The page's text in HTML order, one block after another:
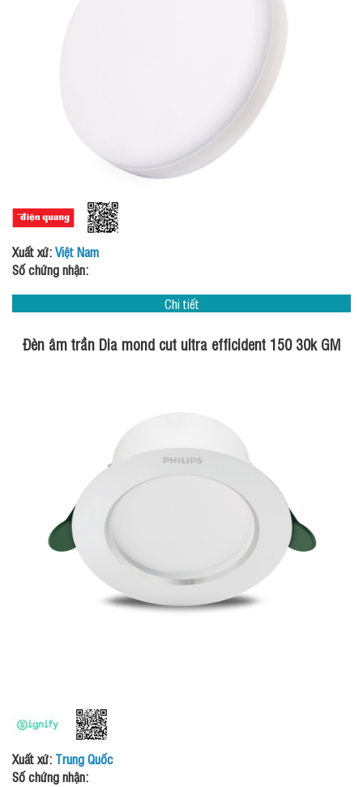
Xuất xứ:Việt Nam
Số chứng nhận:
Chi tiết
Đèn âm trần Dia mond cut ultra efficident 150 30k GM
Xuất xứ: Trung Quốc
Số chứng nhận: